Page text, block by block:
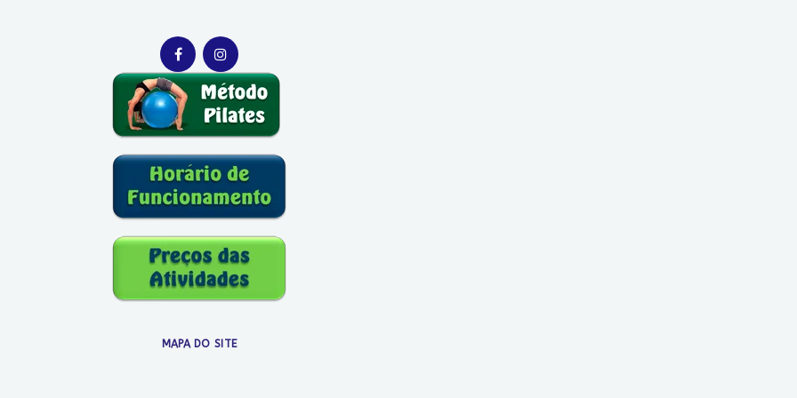
MAPA DO SITE